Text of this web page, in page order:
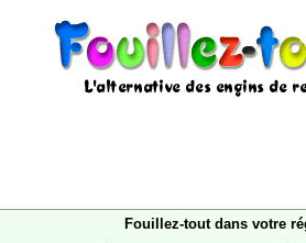
Fouillez-tout dans votre